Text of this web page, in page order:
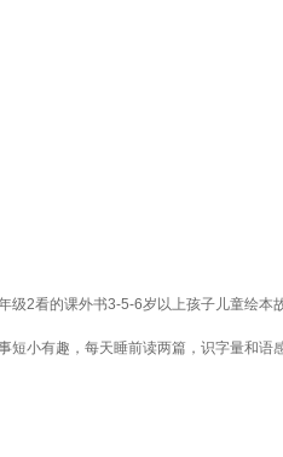
2看的课外书3-5-6岁以上孩子儿童绘
小有趣，每天睡前读两篇，识字量和